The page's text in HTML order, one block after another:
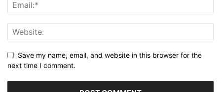
Save my name, email, and website in this browser for the
next time I comment.